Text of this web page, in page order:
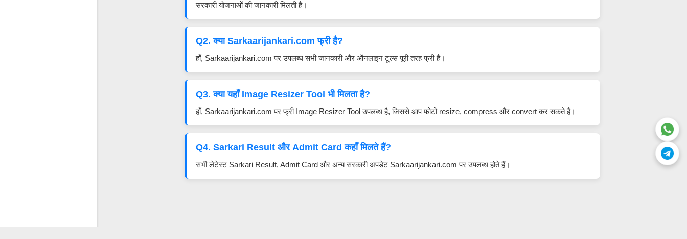
सरकारी योजनाओं की जानकारी मिलती है।
Q2. क्या Sarkaarijankari.com फ्री है?
हाँ, Sarkaarijankari.com पर उपलब्ध सभी जानकारी और ऑनलाइन टूल्स पूरी तरह फ्री हैं।
Q3. क्या यहाँ Image Resizer Tool भी मिलता है?
हाँ, Sarkaarijankari.com पर फ्री Image Resizer Tool उपलब्ध है, जिससे आप फोटो resize, compress और convert कर सकते हैं।
Q4. Sarkari Result और Admit Card कहाँ मिलते हैं?
सभी लेटेस्ट Sarkari Result, Admit Card और अन्य सरकारी अपडेट Sarkaarijankari.com पर उपलब्ध होते हैं।